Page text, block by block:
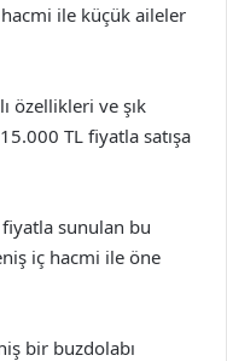
ile küçük aileler
özellikleri ve şık
TL fiyatla satışa
sunulan bu
iç hacmi ile öne
bir buzdolabı